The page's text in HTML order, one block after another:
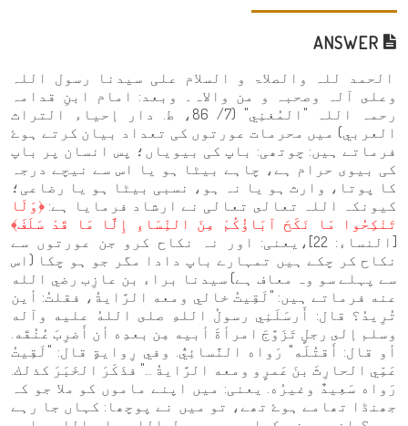
الحمد للہ والصلاۃ و السلام علی سيدنا رسول اللہ
وعلى آلہ وصحبہ و من والاہ۔ وبعد: امام ابنِ قدامہ
رحمہ اللہ "المُغنِي" (7/ 86، ط. دار إحياء التراث
العربي) میں محرمات عورتوں کی تعداد بیان کرتے ہوۓ
فرماتے ہیں: چوتھی: باپ کی بیویاں؛ پس انسان پر باپ
کی بیوی حرام ہے، چاہے بیٹا ہو یا اس سے نیچے درجہ
کا پوتا، وارث ہو یا نہ ہو، نسبی بیٹا ہو یا رضاعی؛
کیونکہ اللہ تعالى تعالی نے ارشاد فرمایا ہے: ﴿وَلَا
تَنْكِحُوا مَا نَكَحَ آبَاؤُكُمْ مِنَ النِّسَاءِ إِلَّا مَا قَدْ سَلَفَ﴾
[النساء: 22]،یعنی: اور نہ نکاح کرو جن عورتوں سے
نکاح کر چکے ہیں تمہارے باپ دادا مگر جو ہو چکا (اس
سے پہلے سو وہ معاف ہے) سیدنا براء بن عازِب رضي الله
عنه فرماتے ہیں: "لَقِيتُ خالي ومعه الرَّايةُ، فقلتُ: أين
تُرِيدُ؟ قال: أَرسَلَنِي رسولُ اللهِ صلى اللهُ عليه وآله
وسلم إلى رجلٍ تَزَوَّجَ امرأةَ أبيه مِن بعدِه أن أَضرِبَ عُنُقَه.
أو قال: أَقتُلَه" رَواه النَّسائِيُّ. وفي رِوايةٍ قال: "لَقِيتُ
عَمِّي الحارِثَ بنَ عَمرٍو ومعه الرَّايةُ ..." فذَكَرَ الخَبَرَ كذلك.
رَواه سَعِيدٌ وغيرُه. یعنی: میں اپنے ماموں کو ملا جو کہ
جھنڈا تھامے ہوۓ تھے، تو میں نے پوچھا: کہاں جا رہے